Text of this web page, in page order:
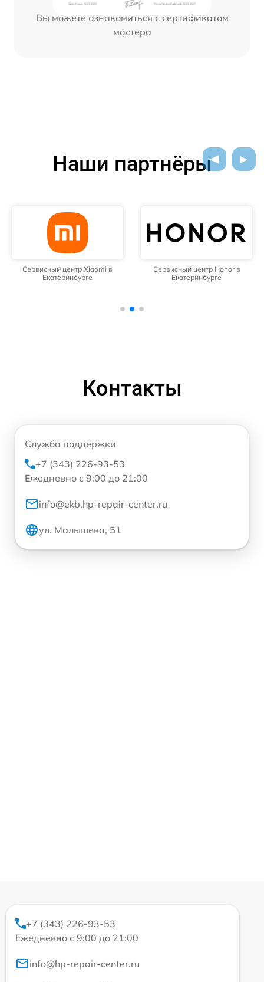
Вы можете ознакомиться с сертификатом
мастера
Наши партнёры
Сервисный центр Xiaomi в
Екатеринбурге
Сервисный центр Honor в
Екатеринбурге
Контакты
Служба поддержки
+7 (343) 226-93-53
Ежедневно с 9:00 до 21:00
info@ekb.hp-repair-center.ru
ул. Малышева, 51
+7 (343) 226-93-53
Ежедневно с 9:00 до 21:00
info@hp-repair-center.ru